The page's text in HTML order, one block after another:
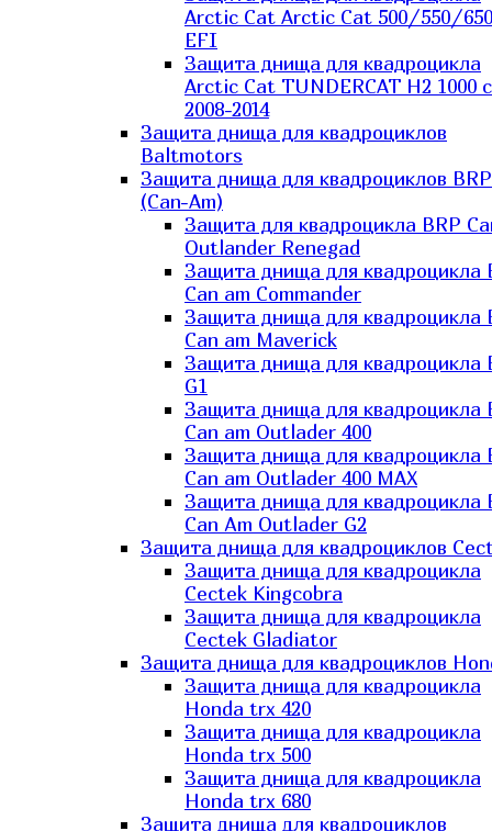
Arctic Cat Arctic Cat 500/550/
EFI
Защита днища для квадроцикла
Arctic Cat TUNDERCAT H2 1000 c
2008-2014
Защита днища для квадроциклов
Baltmotors
Защита днища для квадроциклов BRP
(Can-Am)
Защита для квадроцикла BRP
Outlander Renegad
Защита днища для квадроцикла
Can am Commander
Защита днища для квадроцикла
Can am Maverick
Защита днища для квадроцикла
G1
Защита днища для квадроцикла
Can am Outlader 400
Защита днища для квадроцикла
Can am Outlader 400 MAX
Защита днища для квадроцикла
Can Аm Outlader G2
Защита днища для квадроциклов
Защита днища для квадроцикла
Cectek Kingcobra
Защита днища для квадроцикла
Cectek Gladiator
Защита днища для квадроциклов
Защита днища для квадроцикла
Honda trx 420
Защита днища для квадроцикла
Honda trx 500
Защита днища для квадроцикла
Honda trx 680
Защита днища для квадроциклов